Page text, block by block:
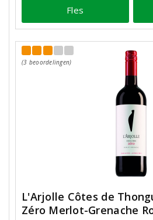
Fles
(3 beoordelingen)
L'Arjolle Côtes de
Zéro Merlot-Grenache